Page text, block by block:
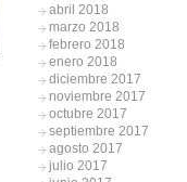
abril 2018
marzo 2018
febrero 2018
enero 2018
diciembre 2017
noviembre 2017
octubre 2017
septiembre 2017
agosto 2017
julio 2017